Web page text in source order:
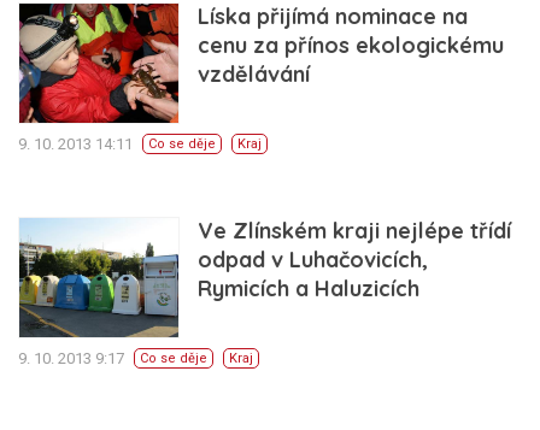
Líska přijímá nominace na
cenu za přínos ekologickému
vzdělávání
9. 10. 2013 14:11 Co se děje Kraj
Ve Zlínském kraji nejlépe třídí
odpad v Luhačovicích,
Rymicích a Haluzicích
9. 10. 2013 9:17 Co se děje Kraj